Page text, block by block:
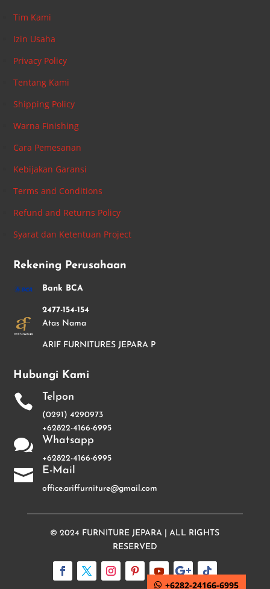
Tim Kami
Izin Usaha
Privacy Policy
Tentang Kami
Shipping Policy
Warna Finishing
Cara Pemesanan
Kebijakan Garansi
Terms and Conditions
Refund and Returns Policy
Syarat dan Ketentuan Project
Rekening Perusahaan
Bank BCA
2477-154-154
Atas Nama
ARIF FURNITURES JEPARA P
Hubungi Kami
 Telpon
(0291) 4290973
+62822-4166-6995
 Whatsapp
+62822-4166-6995
 E-Mail
office.ariffurniture@gmail.com
© 2024 FURNITURE JEPARA | ALL RIGHTS
RESERVED
+6282-24166-6995